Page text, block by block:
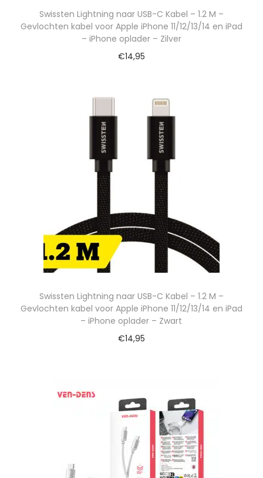
Swissten Lightning naar USB-C Kabel – 1.2 M –
Gevlochten kabel voor Apple iPhone 11/12/13/14 en iPad
– iPhone oplader – Zilver
€14,95
Swissten Lightning naar USB-C Kabel – 1.2 M –
Gevlochten kabel voor Apple iPhone 11/12/13/14 en iPad
– iPhone oplader – Zwart
€14,95